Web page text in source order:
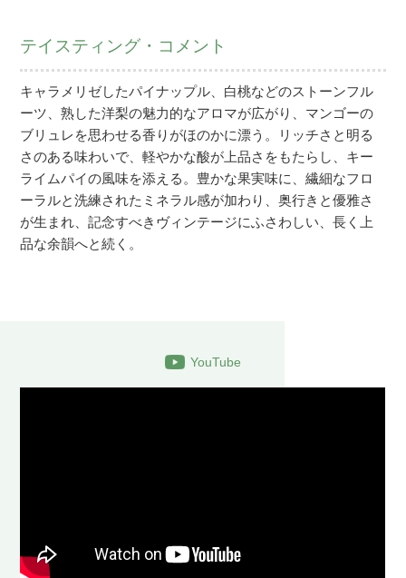
テイスティング・コメント
キャラメリゼしたパイナップル、白桃などのストーンフル
ーツ、熟した洋梨の魅力的なアロマが広がり、マンゴーの
ブリュレを思わせる香りがほのかに漂う。リッチさと明る
さのある味わいで、軽やかな酸が上品さをもたらし、キー
ライムパイの風味を添える。豊かな果実味に、繊細なフロ
ーラルと洗練されたミネラル感が加わり、奥行きと優雅さ
が生まれ、記念すべきヴィンテージにふさわしい、長く上
品な余韻へと続く。
YouTube